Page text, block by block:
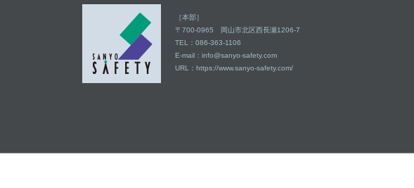
［本部］
〒700-0965 岡山市北区西長瀬1206-7
TEL：086-363-1106
E-mail： info@sanyo-safety.com
URL： https://www.sanyo-safety.com/